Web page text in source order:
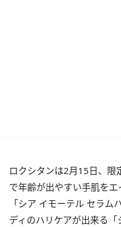
ロクシタンは2月15日、限
で年齢が出やすい手肌を
「シア イモーテル セラム
ディのハリケアが出来る